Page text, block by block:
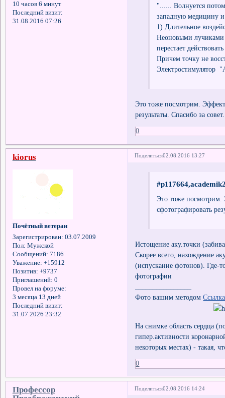
10 часов 6 минут
Последний визит:
31.08.2016 07:26
"...... Волнуется
западную медицину
1) Длительное
Неоновыми лучиками
перестает
Причем точку не
Это тоже посмотрим.
результаты. Спасибо за совет.
0
Поделиться02.08.2016 13:27
kiorus
Почётный ветеран
Зарегистрирован: 03.07.2009
Пол: Мужской
Сообщений: 7186
Уважение: +15912
Позитив: +9737
Приглашений: 0
Провел на форуме:
3 месяца 13 дней
Последний визит:
31.07.2026 23:32
Это тоже посмотрим.
сфотографировать
Истощение аку.точки
Скорее всего, нахождение
(испускание фотонов). Где-
фотографии
Фото вашим методомСсылка
На снимке область сердца
гипер.активности
некоторых местах) - такая,
0
Поделиться02.08.2016 14:24
Профессор